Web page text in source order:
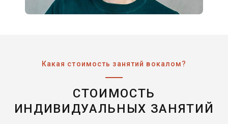
Какая стоимость занятий вокалом?
СТОИМОСТЬ
ИНДИВИДУАЛЬНЫХ ЗАНЯТИЙ